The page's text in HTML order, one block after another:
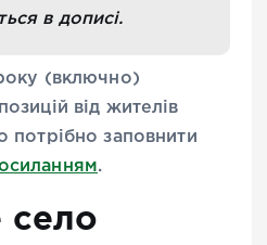
в дописі.
(включно)
від жителів
потрібно заповнити
.
село